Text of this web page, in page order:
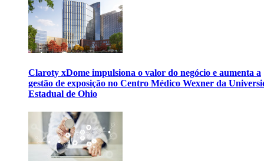
Claroty xDome impulsiona o valor do negócio e aumenta a
gestão de exposição no Centro Médico Wexner da
Estadual de Ohio